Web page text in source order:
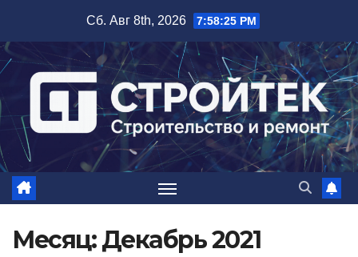
содержимому
Сб. Авг 8th, 2026 7:58:27 PM
Месяц:Декабрь 2021